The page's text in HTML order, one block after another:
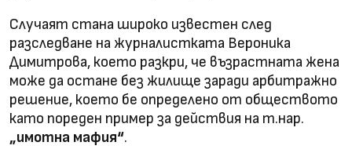
Случаят стана широко известен след
разследване на журналистката Вероника
Димитрова, което разкри, че възрастната жена
може да остане без жилище заради арбитражно
решение, което бе определено от обществото
като пореден пример за действия на т.нар.
„имотна мафия“.